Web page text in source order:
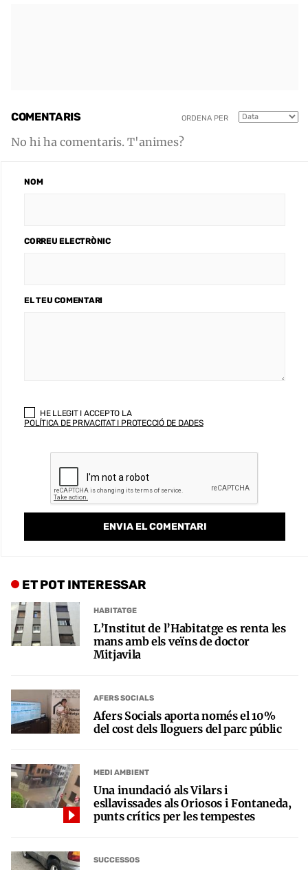
COMENTARIS ORDENA PER
No hi ha comentaris. T'animes?
NOM
CORREU ELECTRÒNIC
EL TEU COMENTARI
HE LLEGIT I ACCEPTO LA
POLÍTICA DE PRIVACITAT I PROTECCIÓ DE DADES
ET POT INTERESSAR
HABITATGE
L’Institut de l’Habitatge es renta les
mans amb els veïns de doctor
Mitjavila
AFERS SOCIALS
Afers Socials aporta només el 10%
del cost dels lloguers del parc públic
MEDI AMBIENT
Una inundació als Vilars i
esllavissades als Oriosos i Fontaneda,
punts crítics per les tempestes
SUCCESSOS